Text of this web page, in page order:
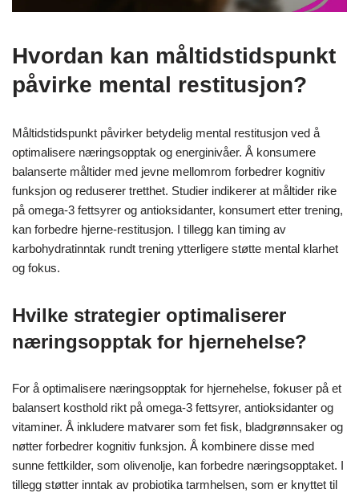
Hvordan kan måltidstidspunkt
påvirke mental restitusjon?
Måltidstidspunkt påvirker betydelig mental restitusjon ved å
optimalisere næringsopptak og energinivåer. Å konsumere
balanserte måltider med jevne mellomrom forbedrer kognitiv
funksjon og reduserer tretthet. Studier indikerer at måltider rike
på omega-3 fettsyrer og antioksidanter, konsumert etter trening,
kan forbedre hjerne-restitusjon. I tillegg kan timing av
karbohydratinntak rundt trening ytterligere støtte mental klarhet
og fokus.
Hvilke strategier optimaliserer
næringsopptak for hjernehelse?
For å optimalisere næringsopptak for hjernehelse, fokuser på et
balansert kosthold rikt på omega-3 fettsyrer, antioksidanter og
vitaminer. Å inkludere matvarer som fet fisk, bladgrønnsaker og
nøtter forbedrer kognitiv funksjon. Å kombinere disse med
sunne fettkilder, som olivenolje, kan forbedre næringsopptaket. I
tillegg støtter inntak av probiotika tarmhelsen, som er knyttet til